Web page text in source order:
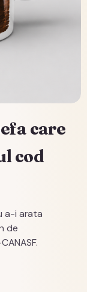
care
cod
a-i arata
de